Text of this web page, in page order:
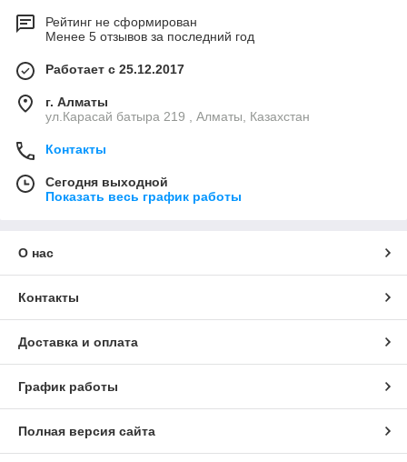
Рейтинг не сформирован
Менее 5 отзывов за последний год
Работает с 25.12.2017
г. Алматы
ул.Карасай батыра 219 , Алматы, Казахстан
Контакты
Сегодня выходной
Показать весь график работы
О нас
Контакты
Доставка и оплата
График работы
Полная версия сайта